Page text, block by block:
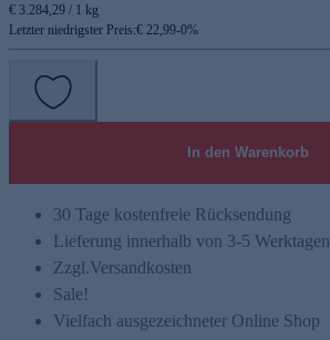
€ 3.284,29 / 1 kg
Letzter niedrigster Preis:€ 22,99-0%
In den Warenkorb
30 Tage kostenfreie Rücksendung
Lieferung innerhalb von 3-5 Werktagen
Zzgl.Versandkosten
Sale!
Vielfach ausgezeichneter Online Shop